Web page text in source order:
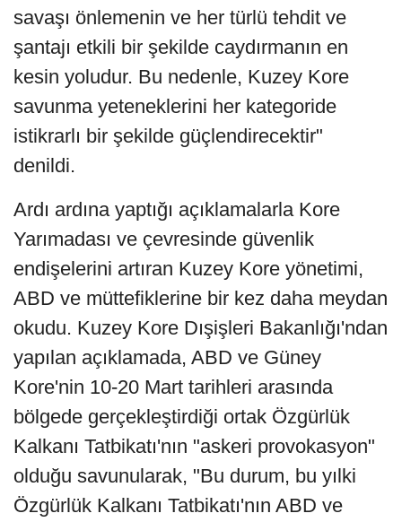
savaşı önlemenin ve her türlü tehdit ve
şantajı etkili bir şekilde caydırmanın en
kesin yoludur. Bu nedenle, Kuzey Kore
savunma yeteneklerini her kategoride
istikrarlı bir şekilde güçlendirecektir"
denildi.
Ardı ardına yaptığı açıklamalarla Kore
Yarımadası ve çevresinde güvenlik
endişelerini artıran Kuzey Kore yönetimi,
ABD ve müttefiklerine bir kez daha meydan
okudu. Kuzey Kore Dışişleri Bakanlığı'ndan
yapılan açıklamada, ABD ve Güney
Kore'nin 10-20 Mart tarihleri arasında
bölgede gerçekleştirdiği ortak Özgürlük
Kalkanı Tatbikatı'nın "askeri provokasyon"
olduğu savunularak, "Bu durum, bu yılki
Özgürlük Kalkanı Tatbikatı'nın ABD ve